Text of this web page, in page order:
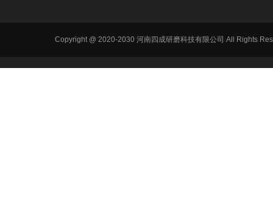
Copyright @ 2020-2030 河南四成研磨科技有限公司 All Rights